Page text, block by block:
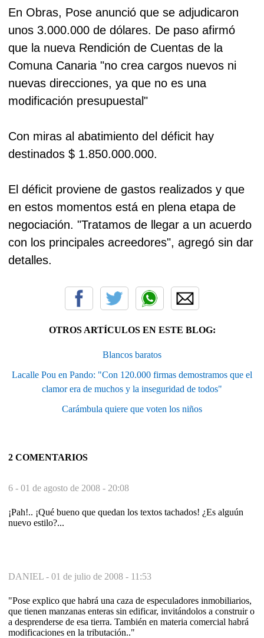
En Obras, Pose anunció que se adjudicaron
unos 3.000.000 de dólares. De paso afirmó
que la nueva Rendición de Cuentas de la
Comuna Canaria "no crea cargos nuevos ni
nuevas direcciones, ya que no es una
modificación presupuestal"
Con miras al abatimiento del déficit hay
destinados $ 1.850.000.000.
El déficit proviene de gastos realizados y que
en estos momentos está en plena etapa de
negociación. "Tratamos de llegar a un acuerdo
con los principales acreedores", agregó sin dar
detalles.
OTROS ARTÍCULOS EN ESTE BLOG:
Blancos baratos
Lacalle Pou en Pando: "Con 120.000 firmas demostramos que el
clamor era de muchos y la inseguridad de todos"
Carámbula quiere que voten los niños
2 COMENTARIOS
6 - 01 de agosto de 2008 - 20:08
¡Pah!.. ¡Qué bueno que quedan los textos tachados! ¿Es alguún
nuevo estilo?...
DANIEL - 01 de julio de 2008 - 11:53
"Pose explico que habrá una caza de especuladores inmobiliarios,
que tienen manzanas enteras sin edificar, invitándolos a construir o
a desprenderse de esa tierra. También en materia comercial habrá
modificaciones en la tributación.."